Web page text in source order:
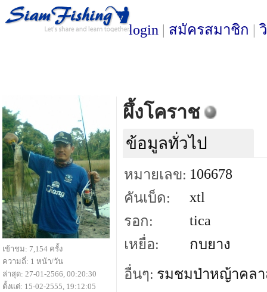
login | สมัครสมาชิก |
ผึ้งโคราช
ข้อมูลทั่วไป
หมายเลข: 106678
คันเบ็ด:
xtl
รอก:
tica
เหยื่อ:
กบยาง
อื่นๆ: รมชมป่าหญ้าคล
เข้าชม: 7,154 ครั้ง
ความถี่: 1 หน้า/วัน
ล่าสุด: 27-01-2566, 00:20:30
ตั้งแต่: 15-02-2555, 19:12:05